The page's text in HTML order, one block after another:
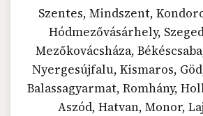
Szentes, Mindszent,
Hódmezővásárhely,
Mezőkovácsháza,
Nyergesújfalu, Kismaros,
Balassagyarmat, Romhány,
Aszód, Hatvan, Monor,